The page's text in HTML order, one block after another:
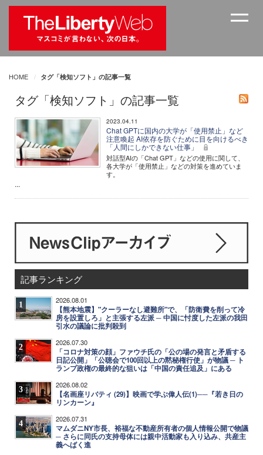
HOME タグ「検知ソフト」の記事一覧
タグ「検知ソフト」の記事一覧
2023.04.11
Chat GPTに国内の大学が「使用禁止」など
注意喚起 AI依存を防ぐために目を向けるべき
「人間にしかできない仕事」
対話型AIの「Chat GPT」などの使用に関して、
各大学が「使用禁止」などの対策を進めていま
す。
...
記事ランキング
1 2026.08.01
【熊本地震】"クーラーなし避難所"で、「防衛費を削って冷
房を設置しろ」と主張する左派 ─ 中国に忖度した左派の我田
引水の議論に批判殺到
2 2026.07.30
「コロナ対策の顔」ファウチ氏の「公の場の発言と矛盾する
日記公開」「公聴会で100回以上の黙秘権行使」が物議 ─ ト
ランプ政権の最終的な狙いは「中国の責任追及」にある
3 2026.08.02
【名画座リバティ (29)】映画で学ぶ偉人伝(1)──『若き日の
リンカーン』
4 2026.07.31
マムダニNY市長、裕福な不動産所有者の個人情報公開で物議
─ さらに同氏の支持母体には親中活動家も入り込み、共産主
義へばく進